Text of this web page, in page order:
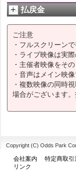
払戻金
ご注意
・フルスクリーン
・ライブ映像は実
・主催者映像をそ
・音声はメイン映
・複数映像の同時
場合がございます
Copyright (C) Odds Park
会社案内 特定商取引
リンク